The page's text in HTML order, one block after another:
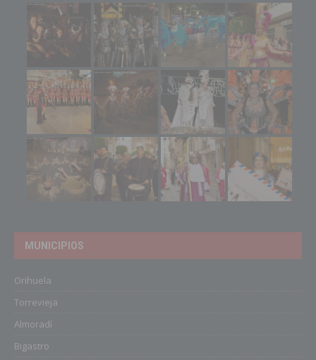
MUNICIPIOS
Orihuela
Torrevieja
Almoradí
Bigastro